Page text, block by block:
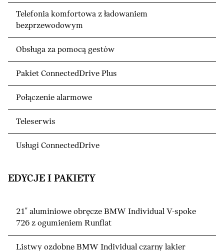
Telefonia komfortowa z ładowaniem
bezprzewodowym
Obsługa za pomocą gestów
Pakiet ConnectedDrive Plus
Połączenie alarmowe
Teleserwis
Usługi ConnectedDrive
EDYCJE I PAKIETY
21" aluminiowe obręcze BMW Individual V-spoke
726 z ogumieniem Runflat
Listwy ozdobne BMW Individual czarny lakier